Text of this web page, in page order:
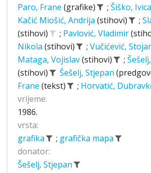
Paro, Frane (grafike) ; Šiško, Ivica
Kačić Miošić, Andrija (stihovi) ;
(stihovi)
; Pavlović, Vladimir
Nikola (stihovi) ; Vučićević,
Mataga, Vojislav(stihovi) ;
(stihovi)
Šešelj, Stjepan
Frane (tekst) ; Horvatić,
vrijeme:
1986.
vrsta:
grafika
; grafička mapa
donator:
Šešelj, Stjepan